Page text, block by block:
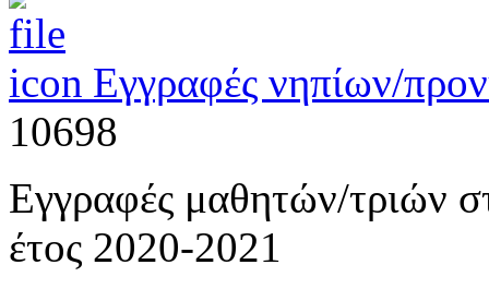
Εγγραφές νηπίων/
10698
Εγγραφές μαθητών/τριών
έτος 2020-2021